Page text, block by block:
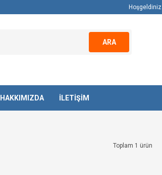
Hoşgeldiniz
ARA
HAKKIMIZDA İLETİŞİM
Toplam 1 ürün